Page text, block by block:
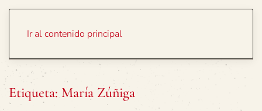
Ir al contenido principal
Etiqueta: María Zúñiga